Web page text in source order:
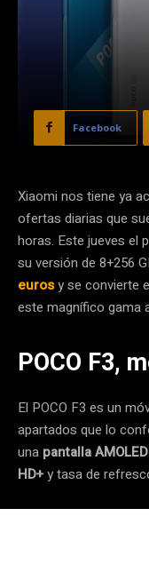
Facebook
Xiaomi nos tiene ya
ofertas diarias que
horas. Este jueves el
su versión de 8+256
eurosy se convierte
este magnífico gama
POCO F3,
El POCO F3 es un
apartados que lo
una pantalla
HD+y tasa de